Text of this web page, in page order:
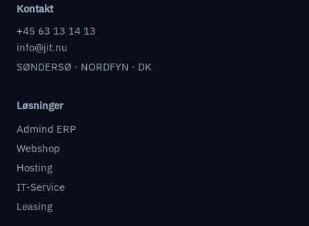
Kontakt
+45 63 13 14 13
info@jit.nu
SØNDERSØ · NORDFYN · DK
Løsninger
Admind ERP
Webshop
Hosting
IT-Service
Leasing